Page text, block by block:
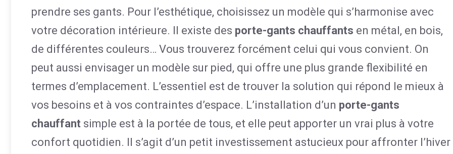
prendre ses gants. Pour l’esthétique, choisissez un modèle qui s’harmonise avec
votre décoration intérieure. Il existe des porte-gants chauffants en métal, en bois,
de différentes couleurs… Vous trouverez forcément celui qui vous convient. On
peut aussi envisager un modèle sur pied, qui offre une plus grande flexibilité en
termes d’emplacement. L’essentiel est de trouver la solution qui répond le mieux à
vos besoins et à vos contraintes d’espace. L’installation d’un porte-gants
chauffant simple est à la portée de tous, et elle peut apporter un vrai plus à votre
confort quotidien. Il s’agit d’un petit investissement astucieux pour affronter l’hiver